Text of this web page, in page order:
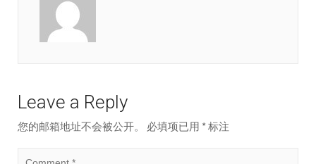
Leave a Reply
您的邮箱地址不会被公开。 必填项已用 *标注